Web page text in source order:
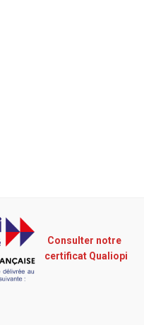
Consulter notre
certificat Qualiopi